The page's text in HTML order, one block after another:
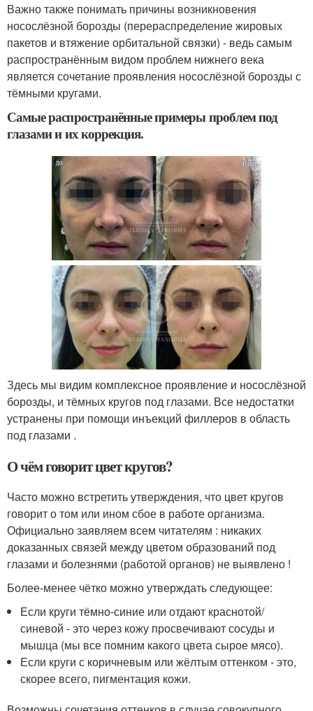
Важно также понимать причины возникновения
носослёзной борозды (перераспределение жировых
пакетов и втяжение орбитальной связки) - ведь самым
распространённым видом проблем нижнего века
является сочетание проявления носослёзной борозды с
тёмными кругами.
Самые распространённые примеры проблем под
глазами и их коррекция.
Здесь мы видим комплексное проявление и носослёзной
борозды, и тёмных кругов под глазами. Все недостатки
устранены при помощи инъекций филлеров в область
под глазами .
О чём говорит цвет кругов?
Часто можно встретить утверждения, что цвет кругов
говорит о том или ином сбое в работе организма.
Официально заявляем всем читателям : никаких
доказанных связей между цветом образований под
глазами и болезнями (работой органов) не выявлено !
Более-менее чётко можно утверждать следующее:
Если круги тёмно-синие или отдают краснотой/
синевой - это через кожу просвечивают сосуды и
мышца (мы все помним какого цвета сырое мясо).
Если круги с коричневым или жёлтым оттенком - это,
скорее всего, пигментация кожи.